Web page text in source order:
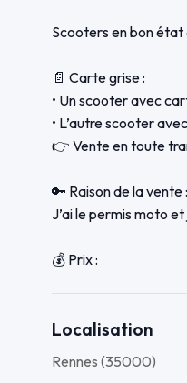
Scooters en bon
📄 Carte grise :
• Un scooter avec
• L’autre scooter
👉 Vente en toute
🔑 Raison de la vente :
J’ai le permis moto
💰 Prix :
Contact sérieux
Localisation
Rennes (35000)